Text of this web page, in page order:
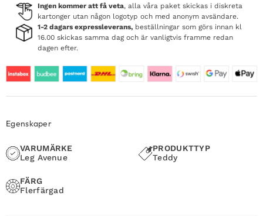
Referee
mängd
Ingen kommer att få veta, alla våra paket skickas i diskreta
kartonger utan någon logotyp och med anonym avsändare.
1-2 dagars expressleverans, beställningar som görs innan kl
16.00 skickas samma dag och är vanligtvis framme redan
dagen efter.
Egenskaper
VARUMÄRKE
Leg Avenue
PRODUKTTYP
Teddy
FÄRG
Flerfärgad